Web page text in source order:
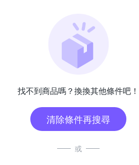
找不到商品嗎？換換其他條件吧！
清除條件再搜尋
或